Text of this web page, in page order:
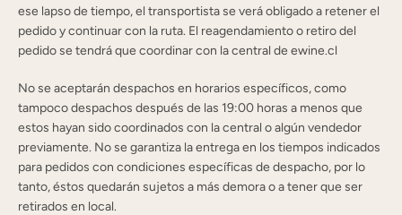
ese lapso de tiempo, el transportista se verá obligado a retener el
pedido y continuar con la ruta. El reagendamiento o retiro del
pedido se tendrá que coordinar con la central de ewine.cl
No se aceptarán despachos en horarios específicos, como
tampoco despachos después de las 19:00 horas a menos que
estos hayan sido coordinados con la central o algún vendedor
previamente. No se garantiza la entrega en los tiempos indicados
para pedidos con condiciones específicas de despacho, por lo
tanto, éstos quedarán sujetos a más demora o a tener que ser
retirados en local.